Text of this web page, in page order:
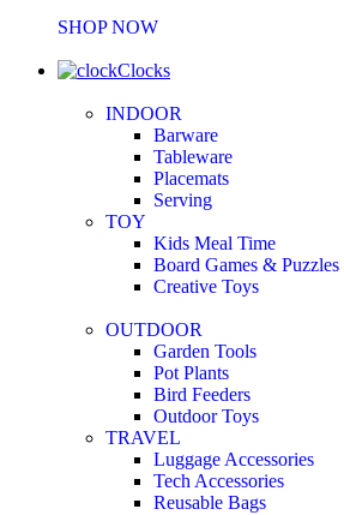
SHOP NOW
Clocks
INDOOR
Barware
Tableware
Placemats
Serving
TOY
Kids Meal Time
Board Games & Puzzles
Creative Toys
OUTDOOR
Garden Tools
Pot Plants
Bird Feeders
Outdoor Toys
TRAVEL
Luggage Accessories
Tech Accessories
Reusable Bags